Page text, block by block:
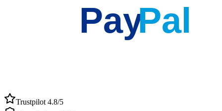
PayPal
Trustpilot 4.8/5